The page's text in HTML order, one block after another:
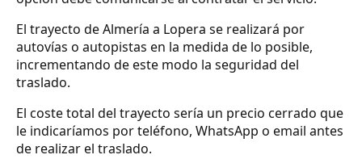
El trayecto de Almería a Lopera se realizará por
autovías o autopistas en la medida de lo posible,
incrementando de este modo la seguridad del
traslado.
El coste total del trayecto sería un precio cerrado que
le indicaríamos por teléfono, WhatsApp o email antes
de realizar el traslado.